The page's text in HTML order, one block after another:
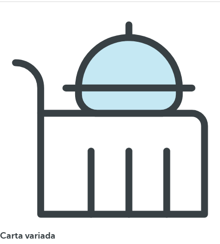
Carta variada